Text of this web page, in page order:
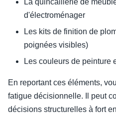
d'électroménager
Les kits de finition de
poignées visibles)
Les couleurs de peinture
En reportant ces éléments,
fatigue décisionnelle. Il peut
décisions structurelles à fort